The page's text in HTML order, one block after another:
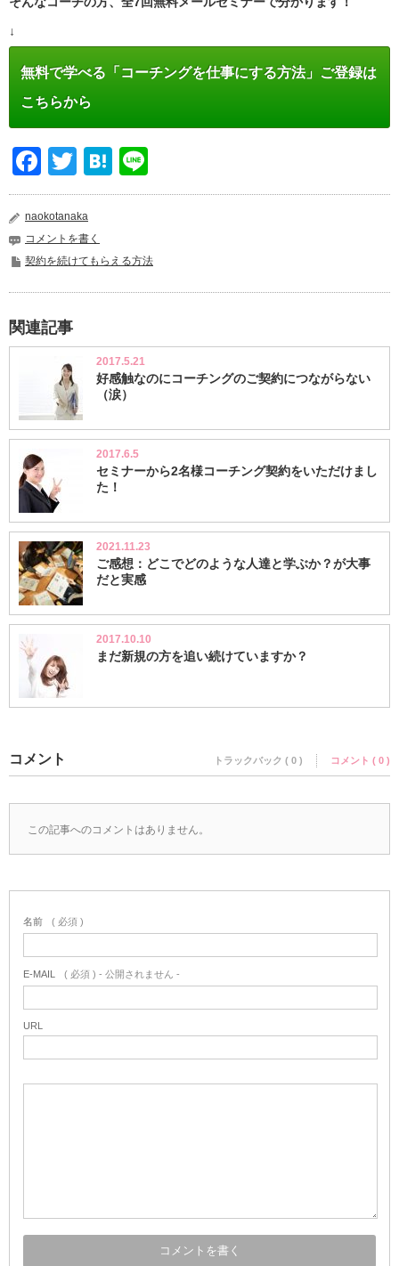
↓
無料で学べる「コーチングを仕事にする方法」ご登録は
こちらから
Facebook
TwitterHatena
naokotanaka
コメントを書く
契約を続けてもらえる方法
関連記事
2017.5.21
好感触なのにコーチングのご契約につながらない
（涙）
2017.6.5
セミナーから2名様コーチング契約をいただけまし
た！
2021.11.23
ご感想：どこでどのような人達と学ぶか？が大事
だと実感
2017.10.10
まだ新規の方を追い続けていますか？
コメント トラックバック ( 0 ) コメント ( 0 )
この記事へのコメントはありません。
名前 ( 必須 )
E-MAIL ( 必須 ) - 公開されません -
URL